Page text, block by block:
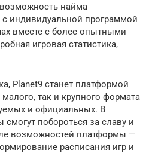
найма
с индивидуальной программой
вместе с более опытными
игровая статистика,
Planet9 станет платформой
так и крупного формата
и официальных. В
побороться за славу и
возможностей платформы —
расписания игр и